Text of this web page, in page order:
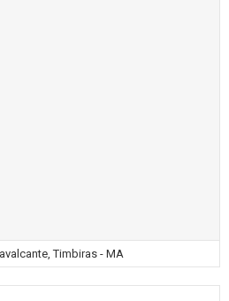
Timbiras - MA